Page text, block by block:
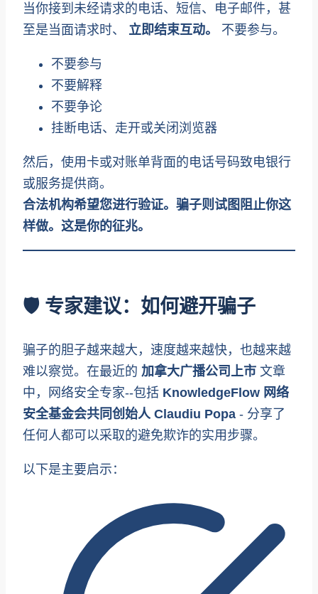
当你接到未经请求的电话、短信、电子邮件，甚
至是当面请求时、 立即结束互动。 不要参与。
不要参与
不要解释
不要争论
挂断电话、走开或关闭浏览器
然后，使用卡或对账单背面的电话号码致电银行
或服务提供商。
合法机构希望您进行验证。骗子则试图阻止你这
样做。这是你的征兆。
🛡️ 专家建议：如何避开骗子
骗子的胆子越来越大，速度越来越快，也越来越
难以察觉。在最近的 加拿大广播公司上市 文章
中，网络安全专家--包括 KnowledgeFlow 网络
安全基金会共同创始人 Claudiu Popa - 分享了
任何人都可以采取的避免欺诈的实用步骤。
以下是主要启示：